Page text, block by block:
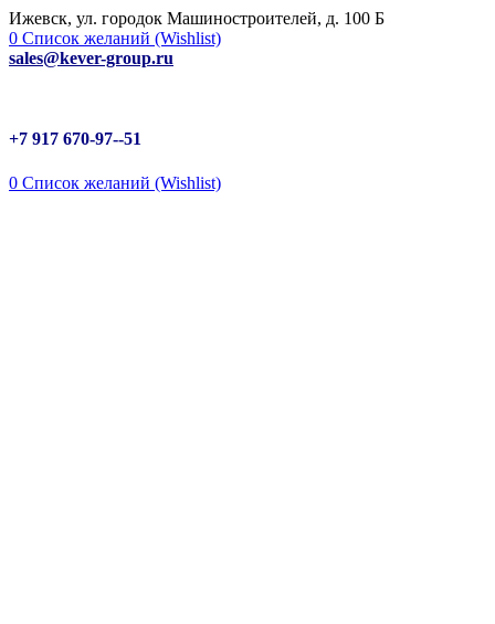
Ижевск, ул. городок Машиностроителей, д. 100 Б
0 Список желаний (Wishlist)
sales@kever-group.ru
+7 917 670-97--51
0 Список желаний (Wishlist)